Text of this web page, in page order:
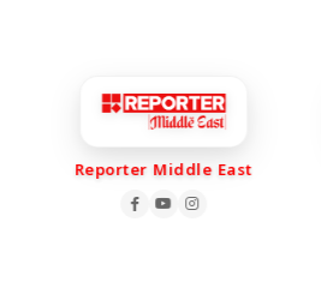
Reporter Middle East